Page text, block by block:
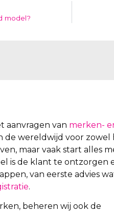
model?
aanvragen van merken-
de wereldwijd voor zowel
maar vaak start alles
is de klant te ontzorgen
van eerste advies
.
beheren wij ook de